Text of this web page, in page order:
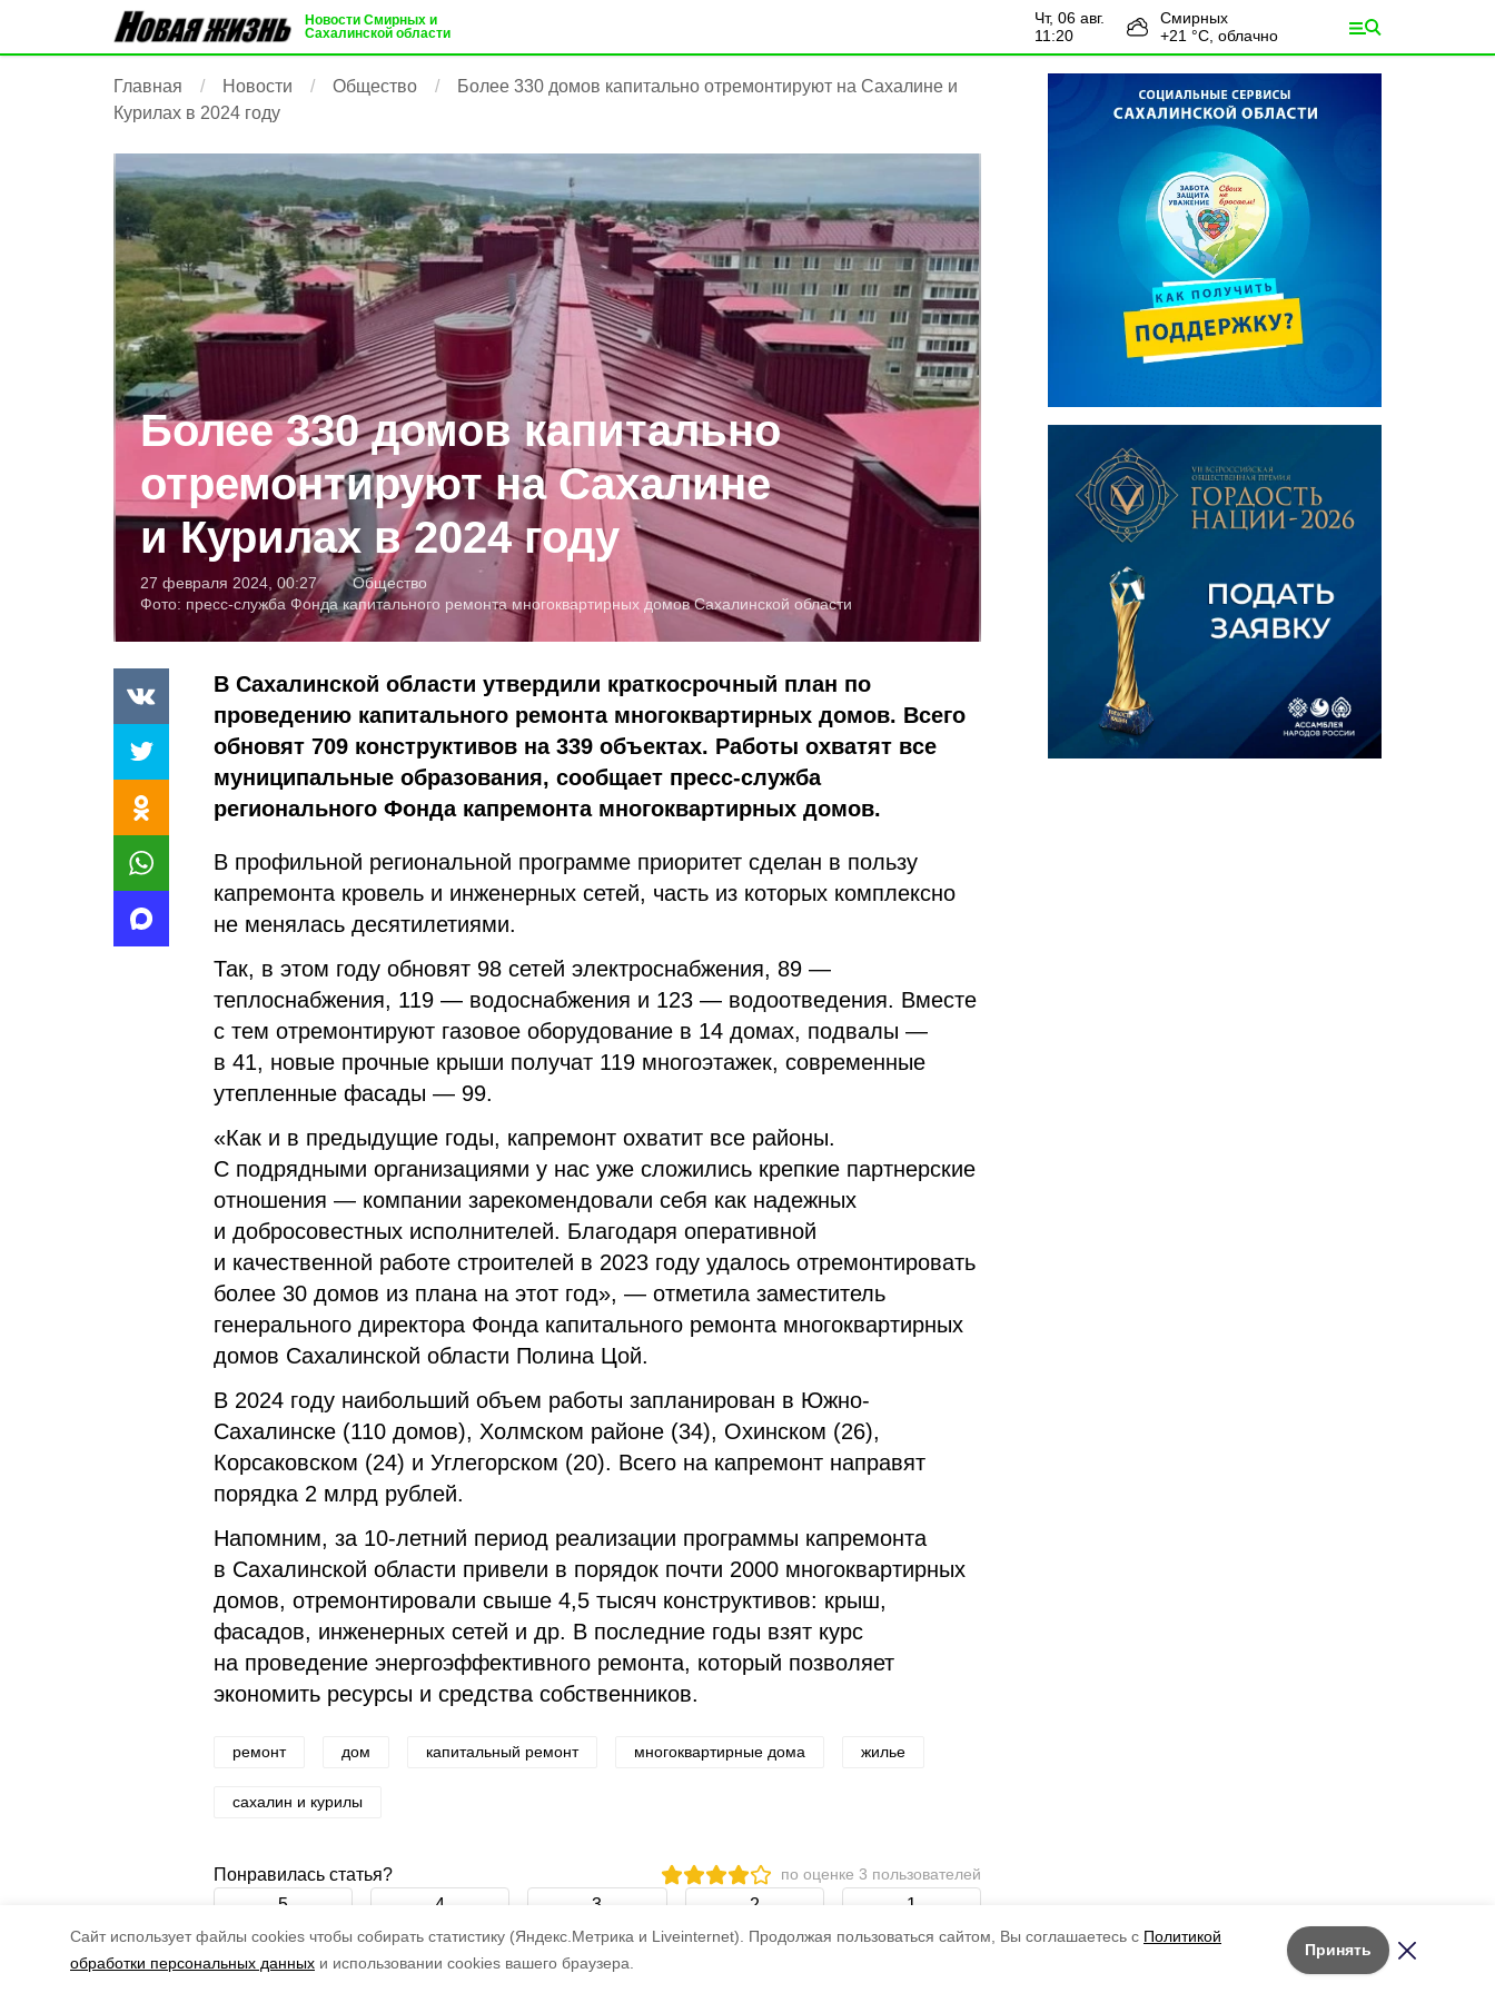
Cайт использует файлы cookies чтобы собирать статистику (Яндекс.Метрика и Liveinternet). Продолжая пользоваться сайтом, Вы соглашаетесь с Политикой
обработки персональных данных и использовании cookies вашего браузера.
Принять
Новости Смирных и
Сахалинской области
чт, 06 авг.
11:20
Смирных
+21 °С, облачно
Лента новостей
Главная Новости Общество
Более 330 домов капитально отремонтируют на Сахалине и
Курилах в 2024 году
Более 330 домов капитально
отремонтируют на Сахалине
и Курилах в 2024 году
27 февраля 2024, 00:27
Общество
Фото: пресс-служба Фонда капитального ремонта многоквартирных домов Сахалинской области
В Сахалинской области утвердили краткосрочный план по
проведению капитального ремонта многоквартирных домов. Всего
обновят 709 конструктивов на 339 объектах. Работы охватят все
муниципальные образования, сообщает пресс-служба
регионального Фонда капремонта многоквартирных домов.
В профильной региональной программе приоритет сделан в пользу
капремонта кровель и инженерных сетей, часть из которых комплексно
не менялась десятилетиями.
Так, в этом году обновят 98 сетей электроснабжения, 89 —
теплоснабжения, 119 — водоснабжения и 123 — водоотведения. Вместе
с тем отремонтируют газовое оборудование в 14 домах, подвалы —
в 41, новые прочные крыши получат 119 многоэтажек, современные
утепленные фасады — 99.
«Как и в предыдущие годы, капремонт охватит все районы.
С подрядными организациями у нас уже сложились крепкие партнерские
отношения — компании зарекомендовали себя как надежных
и добросовестных исполнителей. Благодаря оперативной
и качественной работе строителей в 2023 году удалось отремонтировать
более 30 домов из плана на этот год», — отметила заместитель
генерального директора Фонда капитального ремонта многоквартирных
домов Сахалинской области Полина Цой.
В 2024 году наибольший объем работы запланирован в Южно-
Сахалинске (110 домов), Холмском районе (34), Охинском (26),
Корсаковском (24) и Углегорском (20). Всего на капремонт направят
порядка 2 млрд рублей.
Напомним, за 10-летний период реализации программы капремонта
в Сахалинской области привели в порядок почти 2000 многоквартирных
домов, отремонтировали свыше 4,5 тысяч конструктивов: крыш,
фасадов, инженерных сетей и др. В последние годы взят курс
на проведение энергоэффективного ремонта, который позволяет
экономить ресурсы и средства собственников.
ремонт дом капитальный ремонт многоквартирные дома жилье
сахалин и курилы
Понравилась статья? по оценке 3 пользователей
5 4 3 2 1